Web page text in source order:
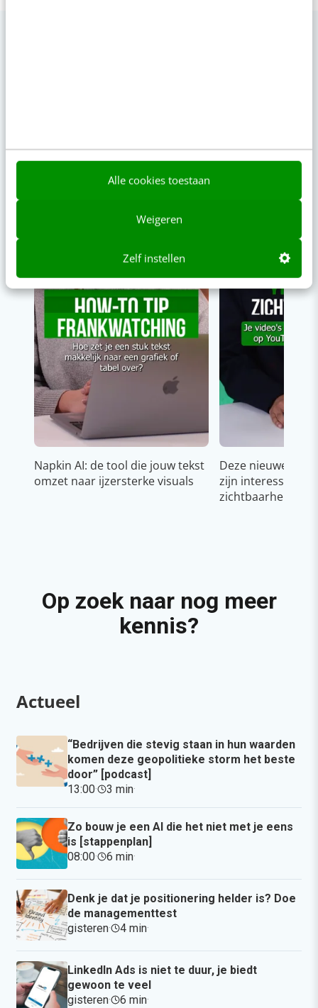
Alle cookies toestaan
Weigeren
Zelf instellen
00:00
Napkin AI: de tool die jouw tekst
omzet naar ijzersterke visuals
00:00
Deze nieuwe
zijn interessant
zichtbaarheid &
Op zoek naar nog meer
kennis?
Actueel
“Bedrijven die stevig staan in hun waarden
komen deze geopolitieke storm het beste
door” [podcast]
13:00· 3 min·
Zo bouw je een AI die het niet met je eens
is [stappenplan]
08:00· 6 min·
Denk je dat je positionering helder is? Doe
de managementtest
gisteren· 4 min·
LinkedIn Ads is niet te duur, je biedt
gewoon te veel
gisteren· 6 min·